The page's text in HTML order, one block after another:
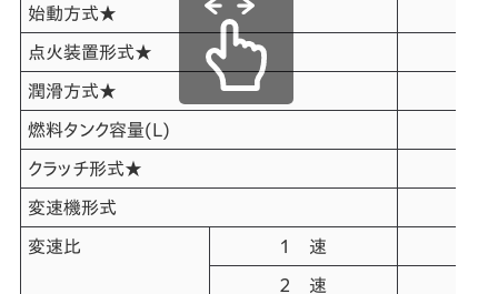
始動方式★
点火装置形式★
潤滑方式★
燃料タンク容量(L)
クラッチ形式★
変速機形式
変速比 1 速
2 速